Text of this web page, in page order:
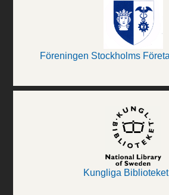
Föreningen Stockholms
Kungliga Biblioteket